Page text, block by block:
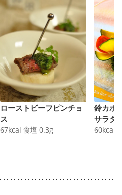
ローストビーフピンチョ
ス
67kcal 食塩 0.3g
鈴カボ
サラダ
60kcal